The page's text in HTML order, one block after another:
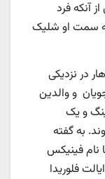
آنکه فرد
به سمت او شلیک
در نزدیکی
و والدین
و یک
به گفته
نام فینیکس
فلوریدا